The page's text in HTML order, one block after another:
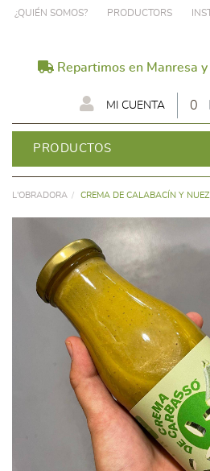
¿QUIÉN SOMOS? PRODUCTORS
Repartimos en Manresa
0
MI CUENTA
PRODUCTOS
L'OBRADORA CREMA DE CALABACÍN Y